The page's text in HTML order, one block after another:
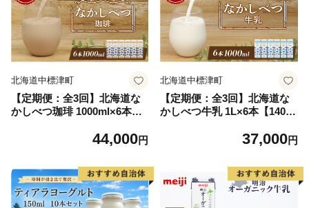
北海道中標津町
【定期便：全3回】北海道な
かしべつ珈琲 1000ml×6本【1
44,000円
北海道中標津町
【定期便：全3回】北海道な
かしべつ牛乳 1L×6本【14052
37,000円